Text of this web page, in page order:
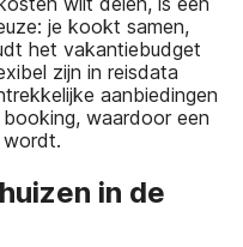
je kookt samen,
het vakantiebudget
zijn in reisdata
aanbiedingen
waardoor een
wordt.
in de